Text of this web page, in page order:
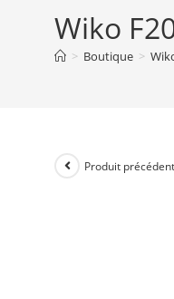
Wiko
> Boutique >
Produit précédent